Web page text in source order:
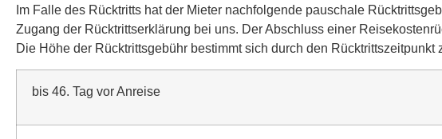
Im Falle des Rücktritts hat der Mieter nachfolgende pauschale
Zugang der Rücktrittserklärung bei uns. Der Abschluss einer
Die Höhe der Rücktrittsgebühr bestimmt sich durch den
bis 46. Tag vor Anreise